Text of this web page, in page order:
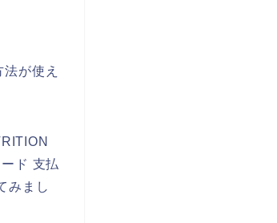
が使え
ド 支払
みまし